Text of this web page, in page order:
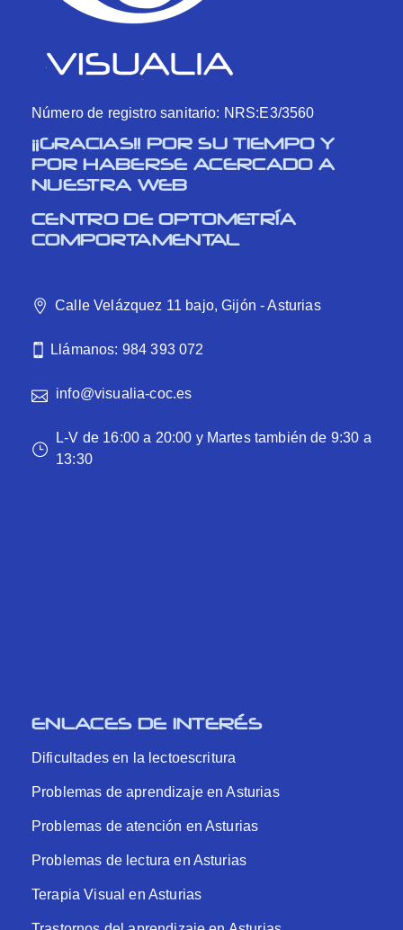
Número de registro sanitario: NRS:E3/3560
¡¡GRACIAS!! POR SU TIEMPO Y
POR HABERSE ACERCADO A
NUESTRA WEB
CENTRO DE OPTOMETRÍA
COMPORTAMENTAL
Calle Velázquez 11 bajo, Gijón - Asturias
Llámanos: 984 393 072
info@visualia-coc.es
L-V de 16:00 a 20:00 y Martes también de 9:30 a
13:30
ENLACES DE INTERÉS
Dificultades en la lectoescritura
Problemas de aprendizaje en Asturias
Problemas de atención en Asturias
Problemas de lectura en Asturias
Terapia Visual en Asturias